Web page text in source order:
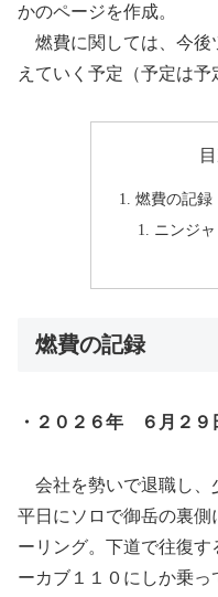
かのページを作成。
燃費に関しては、今後
えていく予定（予定は予
燃費の記録
ニンジ
燃費の記録
・２０２６年 ６月２９
会社を勢いで退職し、
平日にソロで御岳の裏
ーリング。下道で往復
ーカブ１１０にしか乗